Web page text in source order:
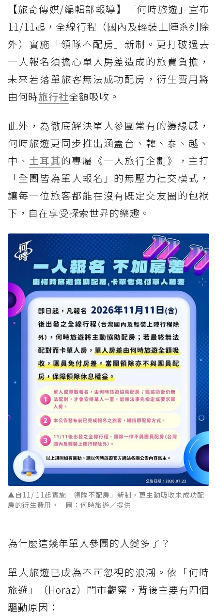
【旅奇傳媒/編輯部報導】「何時旅遊」宣布
11/11起，全線行程（國內及輕裝上陣系列除
外）實施「領隊不配房」新制。更打破過去
一人報名須擔心單人房差造成的旅費負擔，
未來若落單旅客無法成功配房，衍生費用將
由何時旅行社全額吸收。
此外，為徹底解決單人參團常有的邊緣感，
何時旅遊更同步推出涵蓋台、韓、泰、越、
中、 土耳其的專屬《一人旅行企劃》，主打
「全團皆為單人報名」的無壓力社交模式，
讓每一位旅客都能在沒有既定交友圈的包袱
下，自在享受探索世界的樂趣。
▲自11/ 11起實施「領隊不配房」新制，更主動吸收未成功配
房的衍生費用。 圖：何時旅遊／提供
為什麼這幾年單人參團的人變多了？
單人旅遊已成為不可忽視的浪潮。依「何時
旅遊」（Horaz）門市觀察，背後主要有四個
驅動原因：